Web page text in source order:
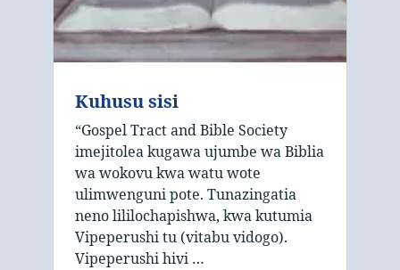
Kuhusu sisi
“Gospel Tract and Bible Society
imejitolea kugawa ujumbe wa Biblia
wa wokovu kwa watu wote
ulimwenguni pote. Tunazingatia
neno lililochapishwa, kwa kutumia
Vipeperushi tu (vitabu vidogo).
Vipeperushi hivi …